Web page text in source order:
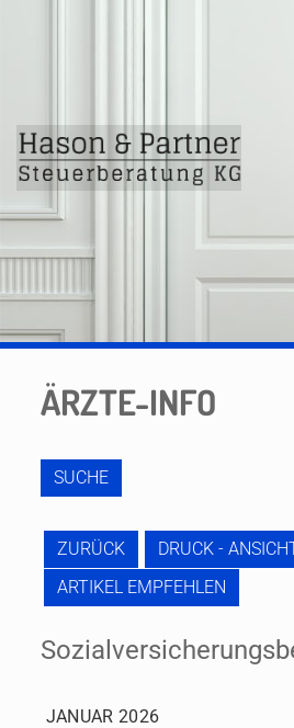
ÄRZTE-INFO
SUCHE
ZURÜCK
DRUCK -
ARTIKEL EMPFEHLEN
JANUAR 2026